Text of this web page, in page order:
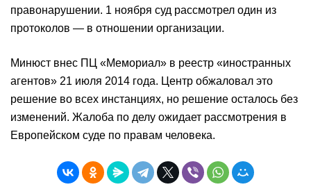
правонарушении. 1 ноября суд рассмотрел один из
протоколов — в отношении организации.
Минюст внес ПЦ «Мемориал» в реестр «иностранных
агентов» 21 июля 2014 года. Центр обжаловал это
решение во всех инстанциях, но решение осталось без
изменений. Жалоба по делу ожидает рассмотрения в
Европейском суде по правам человека.